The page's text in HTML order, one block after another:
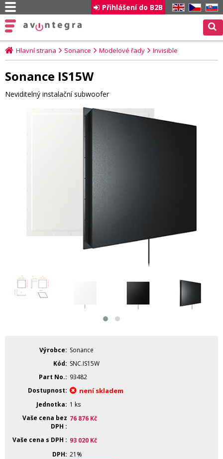
EN CZ SK
Přihlášení do B2B
Hlavní strana Sonance Modelové řady Invisible
Sonance IS15W
Neviditelný instalační subwoofer
Výrobce
Sonance
Kód
SNC.IS15W
Part No.
93482
Dostupnost
není skladem
Jednotka
1 ks
Vaše cena bez
DPH
76 876 Kč
Vaše cena s DPH 93 020 Kč
DPH 21%